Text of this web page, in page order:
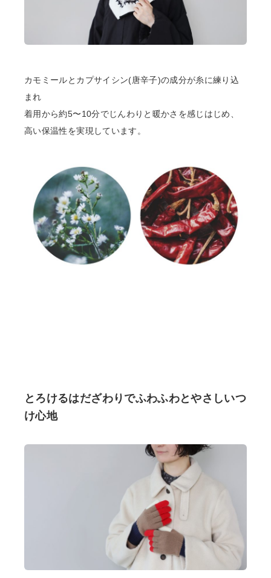
カモミールとカプサイシン(唐辛子)の成分が糸に練り込
まれ
着用から約5〜10分でじんわりと暖かさを感じはじめ、
高い保温性を実現しています。
とろけるはだざわりでふわふわとやさしいつ
け心地